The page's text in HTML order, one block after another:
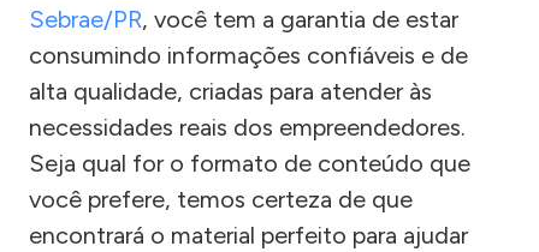
Sebrae/PR, você tem a garantia de estar
consumindo informações confiáveis e de
alta qualidade, criadas para atender às
necessidades reais dos empreendedores.
Seja qual for o formato de conteúdo que
você prefere, temos certeza de que
encontrará o material perfeito para ajudar